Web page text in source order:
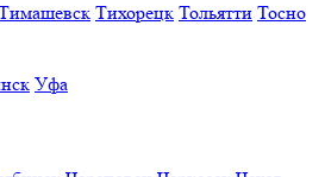
Тихорецк Тольятти Тосно
Уфа